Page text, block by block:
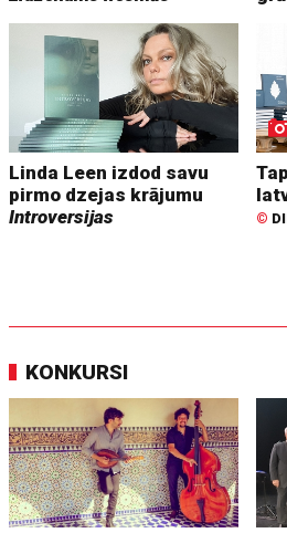
Linda Leen izdod savu
pirmo dzejas krājumu
Introversijas
©
KONKURSI